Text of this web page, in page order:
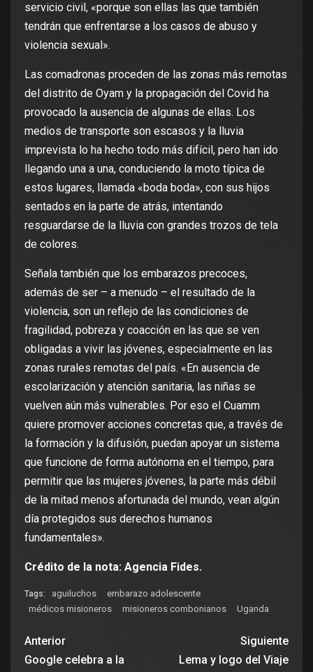
servicio civil, «porque son ellas las que también
tendrán que enfrentarse a los casos de abuso y
violencia sexual».
Las comadronas proceden de las zonas más remotas
del distrito de Oyam y la propagación del Covid ha
provocado la ausencia de algunas de ellas. Los
medios de transporte son escasos y la lluvia
imprevista lo ha hecho todo más difícil, pero han ido
llegando una a una, conduciendo la moto típica de
estos lugares, llamada «boda boda», con sus hijos
sentados en la parte de atrás, intentando
resguardarse de la lluvia con grandes trozos de tela
de colores.
Señala también que los embarazos precoces,
además de ser – a menudo – el resultado de la
violencia, son un reflejo de las condiciones de
fragilidad, pobreza y coacción en las que se ven
obligadas a vivir las jóvenes, especialmente en las
zonas rurales remotas del país. «En ausencia de
escolarización y atención sanitaria, las niñas se
vuelven aún más vulnerables. Por eso el Cuamm
quiere promover acciones concretas que, a través de
la formación y la difusión, puedan apoyar un sistema
que funcione de forma autónoma en el tiempo, para
permitir que las mujeres jóvenes, la parte más débil
de la mitad menos afortunada del mundo, vean algún
día protegidos sus derechos humanos
fundamentales».
Crédito de la nota: Agencia Fides.
Tags: aguiluchos
embarazo adolescente
médicos misioneros
misioneros combonianos Uganda
Anterior
Google celebra a la
Siguiente
Lema y logo del Viaje